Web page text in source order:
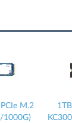
1TB M.2
KC3000